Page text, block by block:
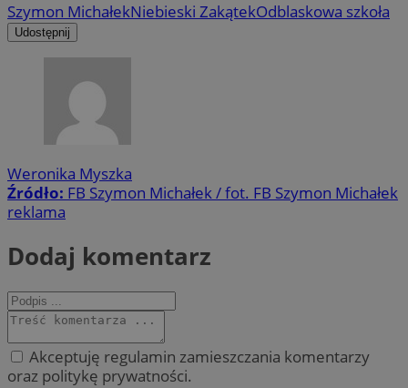
Szymon MichałekNiebieski ZakątekOdblaskowa szkoła
Udostępnij
Weronika Myszka
Źródło: FB Szymon Michałek / fot. FB Szymon Michałek
reklama
Dodaj komentarz
Akceptuję regulamin zamieszczania komentarzy
oraz politykę prywatności.